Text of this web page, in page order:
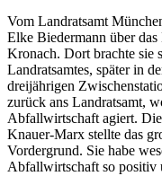
Vom Landratsamt
Elke Biedermann über
Kronach. Dort brachte sie
Landratsamtes, später in
dreijährigen
zurück ans Landratsamt,
Abfallwirtschaft agiert.
Knauer-Marx stellte das
Vordergrund. Sie habe
Abfallwirtschaft so positiv